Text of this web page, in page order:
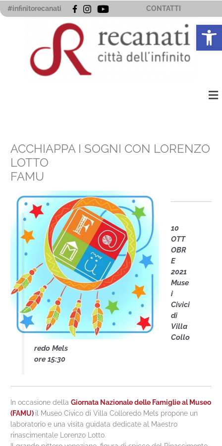
Vai
al
#infinitorecanati CONTATTI
ACCHIAPPA I SOGNI CON LORENZO
LOTTO
FAMU
10
OTT
OBR
E
2021
Muse
i
Civici
di
Villa
Collo
redo Mels
ore 15:30
In occasione dellaGiornata Nazionale delle Famiglie al Museo
(FAMU) il Museo Civico di Villa Colloredo Mels propone un
laboratorio e una visita guidata dedicate al Maestro
rinascimentale Lorenzo Lotto.
Apri la